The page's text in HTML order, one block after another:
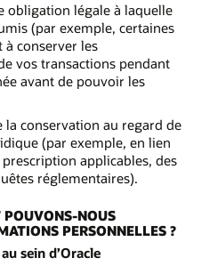
obligation légale à laquelle
(par exemple, certaines
conserver les
vos transactions pendant
avant de pouvoir les
la conservation au regard de
(par exemple, en lien
applicables, des
réglementaires).
NOUS
PERSONNELLES ?
sein d’Oracle